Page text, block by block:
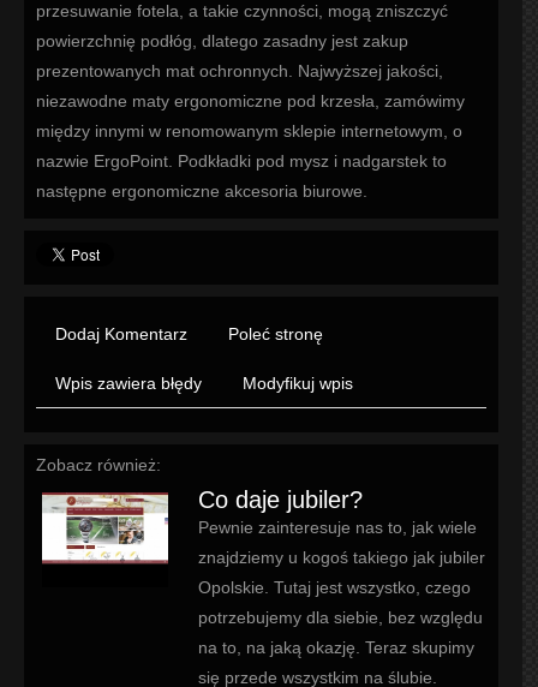
przesuwanie fotela, a takie czynności, mogą zniszczyć
powierzchnię podłóg, dlatego zasadny jest zakup
prezentowanych mat ochronnych. Najwyższej jakości,
niezawodne maty ergonomiczne pod krzesła, zamówimy
między innymi w renomowanym sklepie internetowym, o
nazwie ErgoPoint. Podkładki pod mysz i nadgarstek to
następne ergonomiczne akcesoria biurowe.
Dodaj Komentarz Poleć stronę
Wpis zawiera błędy Modyfikuj wpis
Zobacz również:
Co daje jubiler?
Pewnie zainteresuje nas to, jak wiele
znajdziemy u kogoś takiego jak jubiler
Opolskie. Tutaj jest wszystko, czego
potrzebujemy dla siebie, bez względu
na to, na jaką okazję. Teraz skupimy
się przede wszystkim na ślubie.